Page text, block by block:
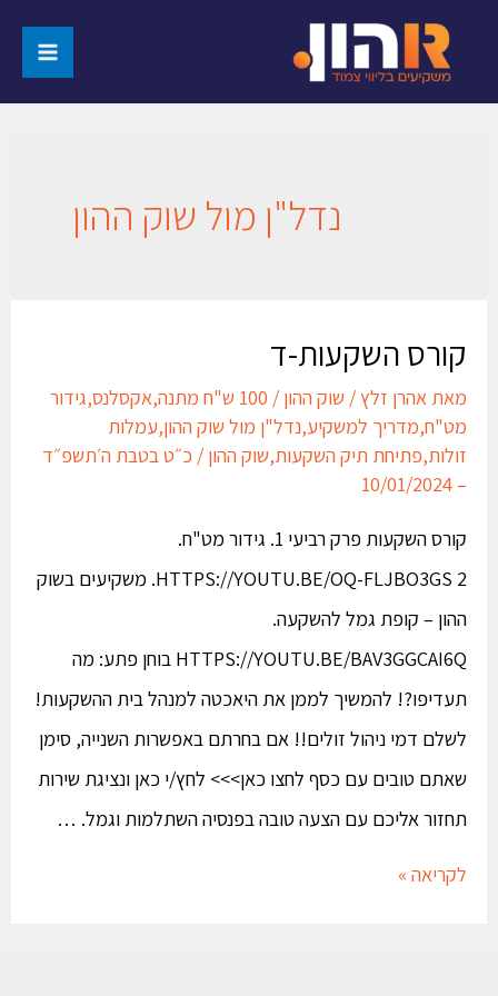
נדל"ן מול שוק ההון
קורס השקעות-ד
מאתאהרן זלץ/שוק ההון/100 ש"ח מתנה ,אקסלנס,גידור
מט"ח,מדריך למשקיע,נדל"ן מול שוק ההון,עמלות
זולות,פתיחת תיק השקעות,שוק ההון/כ״ט בטבת ה׳תשפ״ד
– 10/01/2024
קורס השקעות פרק רביעי 1. גידור מט"ח.
HTTPS://YOUTU.BE/OQ-FLJBO3GS 2. משקיעים בשוק
ההון – קופת גמל להשקעה.
HTTPS://YOUTU.BE/BAV3GGCAI6Q בוחן פתע: מה
תעדיפו?! להמשיך לממן את היאכטה למנהל בית ההשקעות!
לשלם דמי ניהול זולים!! אם בחרתם באפשרות השנייה, סימן
שאתם טובים עם כסף לחצו כאן>>> לחץ/י כאן ונציגת שירות
תחזור אליכם עם הצעה טובה בפנסיה השתלמות וגמל. …
לקריאה »